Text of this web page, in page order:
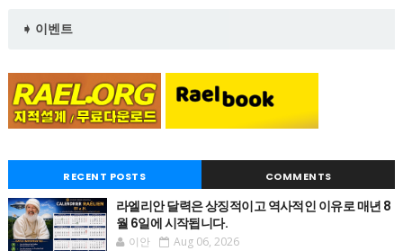
➧ 이벤트
RECENT POSTS COMMENTS
라엘리안 달력은 상징적이고 역사적인 이유로 매년 8
월 6일에 시작됩니다.
이안 Aug 06, 2026